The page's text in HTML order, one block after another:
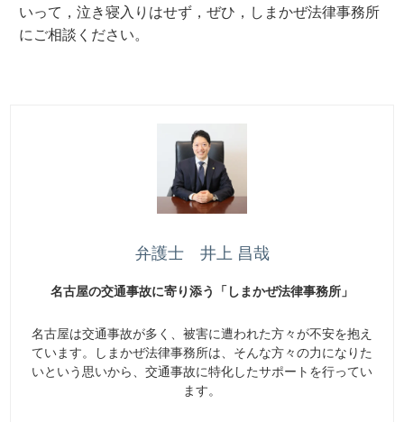
いって，泣き寝入りはせず，ぜひ，しまかぜ法律事務所
にご相談ください。
弁護士 井上 昌哉
名古屋の交通事故に寄り添う「しまかぜ法律事務所」
名古屋は交通事故が多く、被害に遭われた方々が不安を抱え
ています。しまかぜ法律事務所は、そんな方々の力になりた
いという思いから、交通事故に特化したサポートを行ってい
ます。